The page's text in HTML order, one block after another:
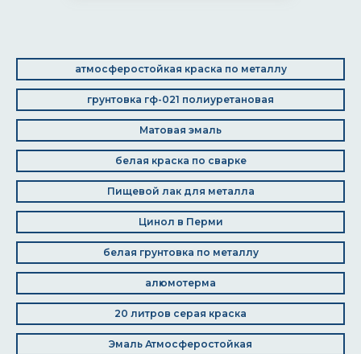
атмосферостойкая краска по металлу
грунтовка гф-021 полиуретановая
Матовая эмаль
белая краска по сварке
Пищевой лак для металла
Цинол в Перми
белая грунтовка по металлу
алюмотерма
20 литров серая краска
Эмаль Атмосферостойкая